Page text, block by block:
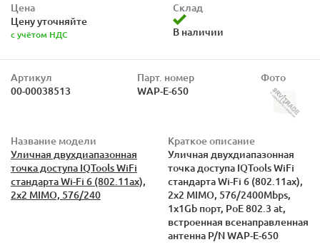
Цена
Цену уточняйте
с учётом НДС
Склад
В наличии
Артикул
00-00038513
Парт. номер
WAP-E-650
Фото
Название модели
Уличная двухдиапазонная
точка доступа IQTools WiFi
стандарта Wi-Fi 6 (802.11ax),
2x2 MIMO, 576/240
Краткое описание
Уличная двухдиапазонная
точка доступа IQTools WiFi
стандарта Wi-Fi 6 (802.11ax),
2x2 MIMO, 576/2400Mbps,
1х1Gb порт, PoE 802.3 at,
встроенная всенаправленная
антенна P/N WAP-E-650